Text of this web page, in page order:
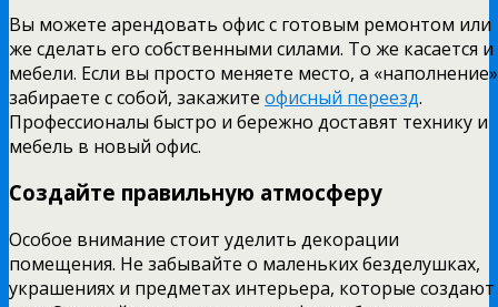
Вы можете арендовать офис с готовым ремонтом или
же сделать его собственными силами. То же касается и
мебели. Если вы просто меняете место, а «наполнение»
забираете с собой, закажите офисный переезд.
Профессионалы быстро и бережно доставят технику и
мебель в новый офис.
Создайте правильную атмосферу
Особое внимание стоит уделить декорации
помещения. Не забывайте о маленьких безделушках,
украшениях и предметах интерьера, которые создают